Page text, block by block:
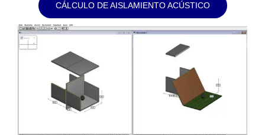
CÁLCULO DE AISLAMIENTO ACÚSTICO